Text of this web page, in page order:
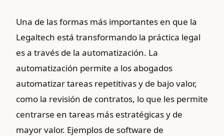
Una de las formas más importantes en que la
Legaltech está transformando la práctica legal
es a través de la automatización. La
automatización permite a los abogados
automatizar tareas repetitivas y de bajo valor,
como la revisión de contratos, lo que les permite
centrarse en tareas más estratégicas y de
mayor valor. Ejemplos de software de